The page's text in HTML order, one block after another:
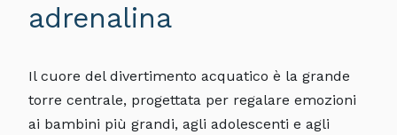
adrenalina
Il cuore del divertimento acquatico è la grande
torre centrale, progettata per regalare emozioni
ai bambini più grandi, agli adolescenti e agli